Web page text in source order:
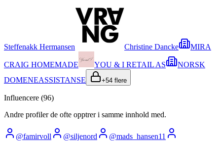
Steffenakk Hermansen Christine Dancke MIRA
CRAIG HOMEMADE YOU & I RETAIL AS
NORSK
DOMENEASSISTANSE
+54 flere
Influencere (96)
Andre profiler de ofte opptrer i samme innhold med.
@famirvoll @siljenord @mads_hansen11